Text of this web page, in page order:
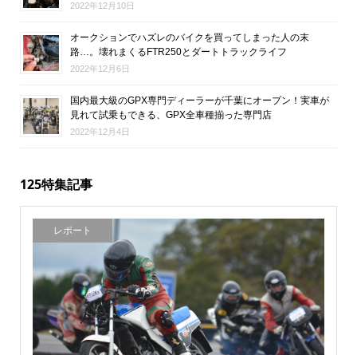
2022年12月10日
オークションでハズレのバイクを買ってしまった人の末
路…。壊れまくるFTR250とダートトラックライフ
2022年12月6日
国内最大級のGPX専門ディーラーが千葉にオープン！実車が
見れて試乗もできる、GPX全車種揃った専門店
2022年12月4日
125特集記事
レポート